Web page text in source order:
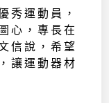
秀運動員，
心，專長在
信說，希望
讓運動器材